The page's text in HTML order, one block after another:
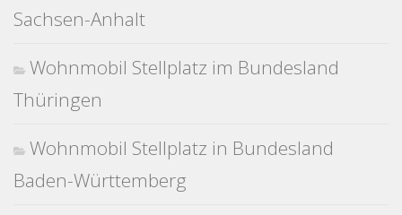
Sachsen-Anhalt
Wohnmobil Stellplatz im Bundesland
Thüringen
Wohnmobil Stellplatz in Bundesland
Baden-Württemberg